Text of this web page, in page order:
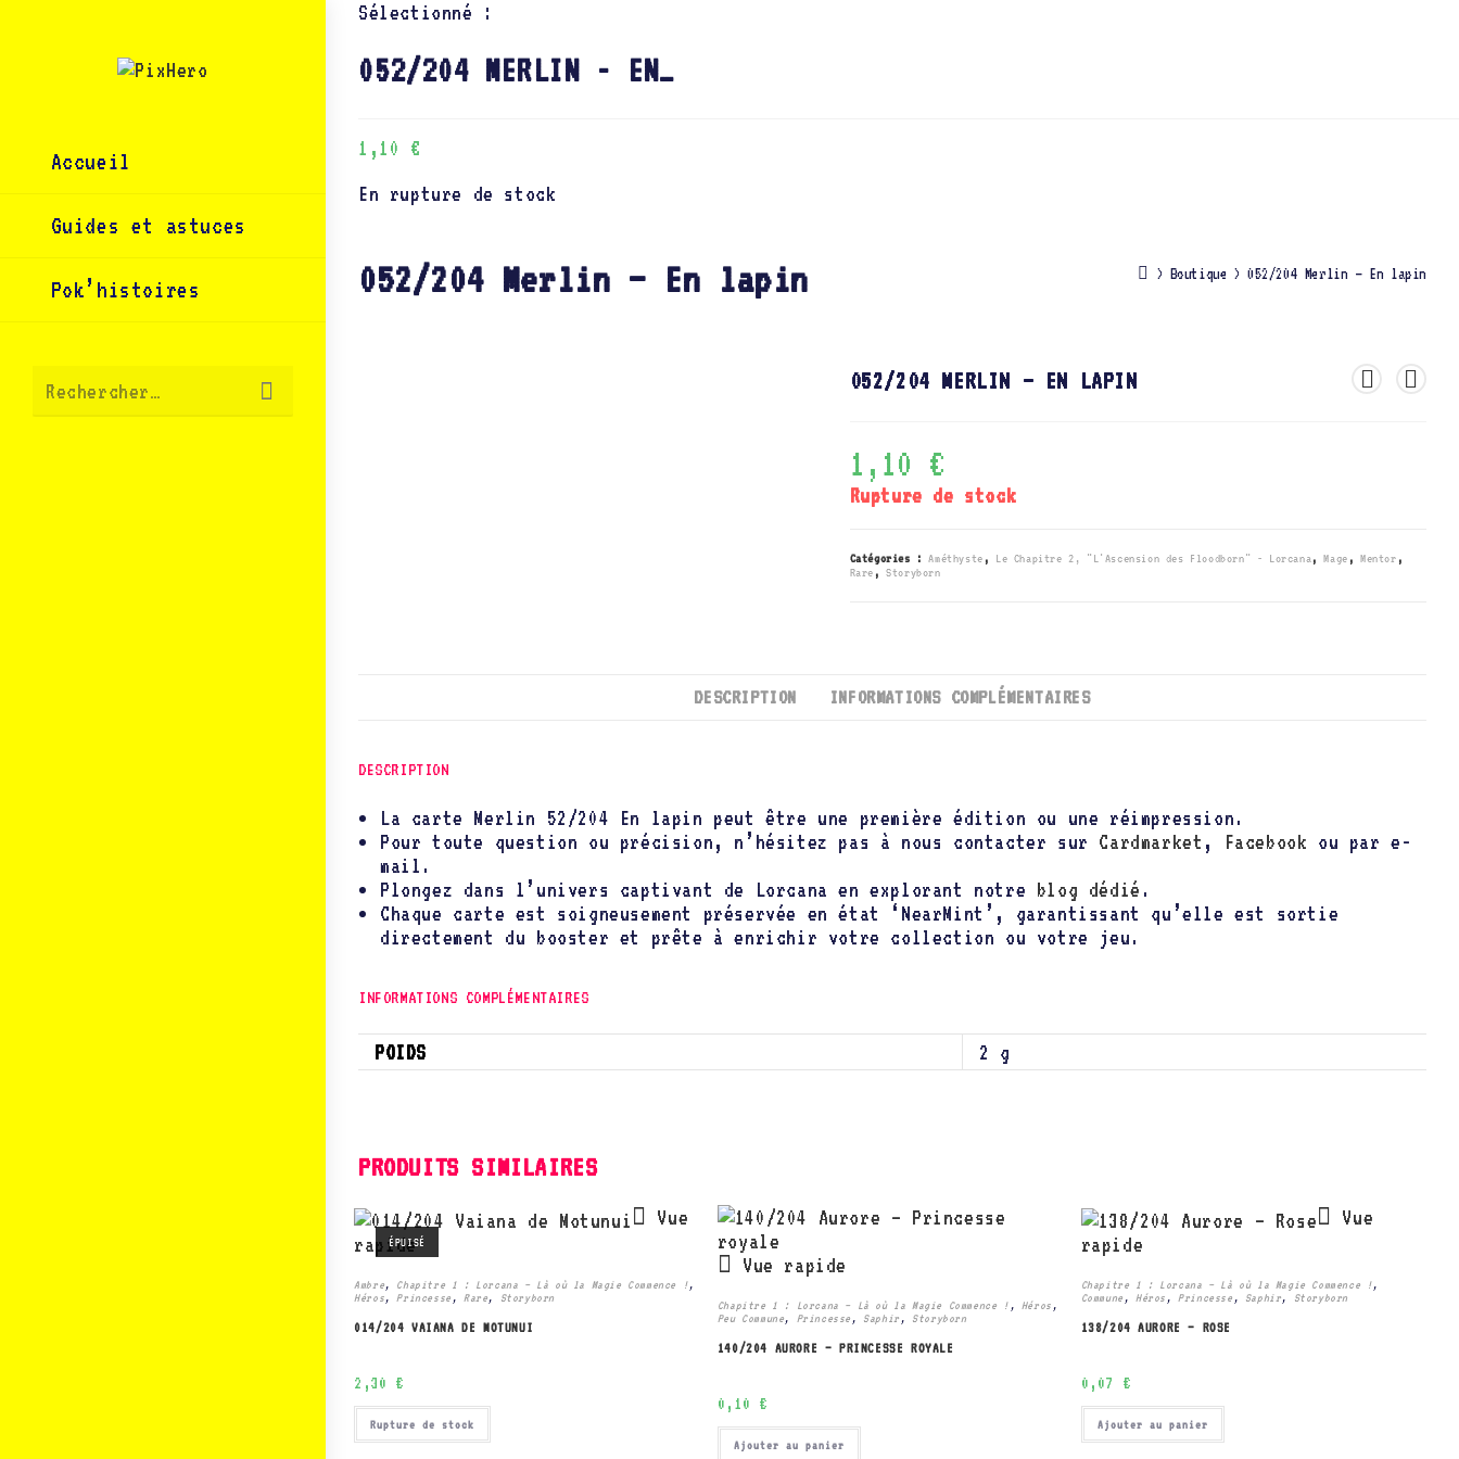
Accueil
Guides et astuces
Pok’histoires
Rechercher…
Sélectionné :
052/204 MERLIN - EN…
1,10 €
En rupture de stock
052/204 Merlin – En lapin > Boutique > 052/204 Merlin – En lapin
052/204 MERLIN – EN LAPIN
1,10 €
Rupture de stock
Catégories :Améthyste , Le Chapitre 2, "L'Ascension des Floodborn" - Lorcana,Mage ,Mentor ,
Rare ,Storyborn
DESCRIPTION INFORMATIONS COMPLÉMENTAIRES
DESCRIPTION
La carte Merlin 52/204 En lapin peut être une première édition ou une réimpression.
Pour toute question ou précision, n’hésitez pas à nous contacter sur Cardmarket , Facebook ou par e-
mail.
Plongez dans l’univers captivant de Lorcana en explorant notre blog dédié .
Chaque carte est soigneusement préservée en état ‘NearMint’, garantissant qu’elle est sortie
directement du booster et prête à enrichir votre collection ou votre jeu.
INFORMATIONS COMPLÉMENTAIRES
POIDS 2 g
PRODUITS SIMILAIRES
ÉPUISÉ
Vue
rapide
Ambre, Chapitre 1 : Lorcana – Là où la Magie Commence !,
Héros, Princesse , Rare, Storyborn
014/204 VAIANA DE MOTUNUI
2,30 €
Rupture de stock
Vue rapide
Chapitre 1 : Lorcana – Là où la Magie Commence ! , Héros ,
Peu Commune, Princesse , Saphir , Storyborn
140/204 AURORE – PRINCESSE ROYALE
0,10 €
Ajouter au panier
Vue
rapide
Chapitre 1 : Lorcana – Là où la Magie Commence !,
Commune , Héros , Princesse , Saphir, Storyborn
138/204 AURORE – ROSE
0,07 €
Ajouter au panier